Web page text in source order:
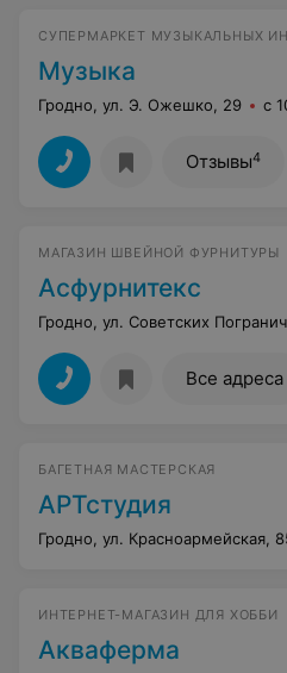
СУПЕРМАРКЕТ МУЗЫКАЛЬНЫХ
Музыка
Гродно, ул. Э. Ожешко, 29 с
Отзывы4
МАГАЗИН ШВЕЙНОЙ ФУРНИТУРЫ
Асфурнитекс
Гродно, ул. Советских
Все адреса
БАГЕТНАЯ МАСТЕРСКАЯ
АРТстудия
Гродно, ул. Красноармейская,
ИНТЕРНЕТ-МАГАЗИН ДЛЯ ХОББИ
Акваферма